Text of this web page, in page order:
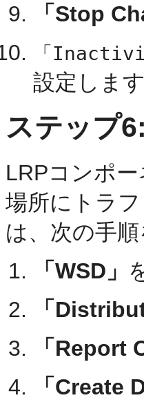
「Stop
「
設定します
ステップ
LRPコンポ
場所にトラ
は、次の手順
「WSD」
「
「Report
「Create